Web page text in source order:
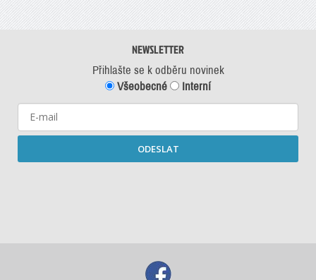
NEWSLETTER
Přihlašte se k odběru novinek
Všeobecné
Interní
ODESLAT